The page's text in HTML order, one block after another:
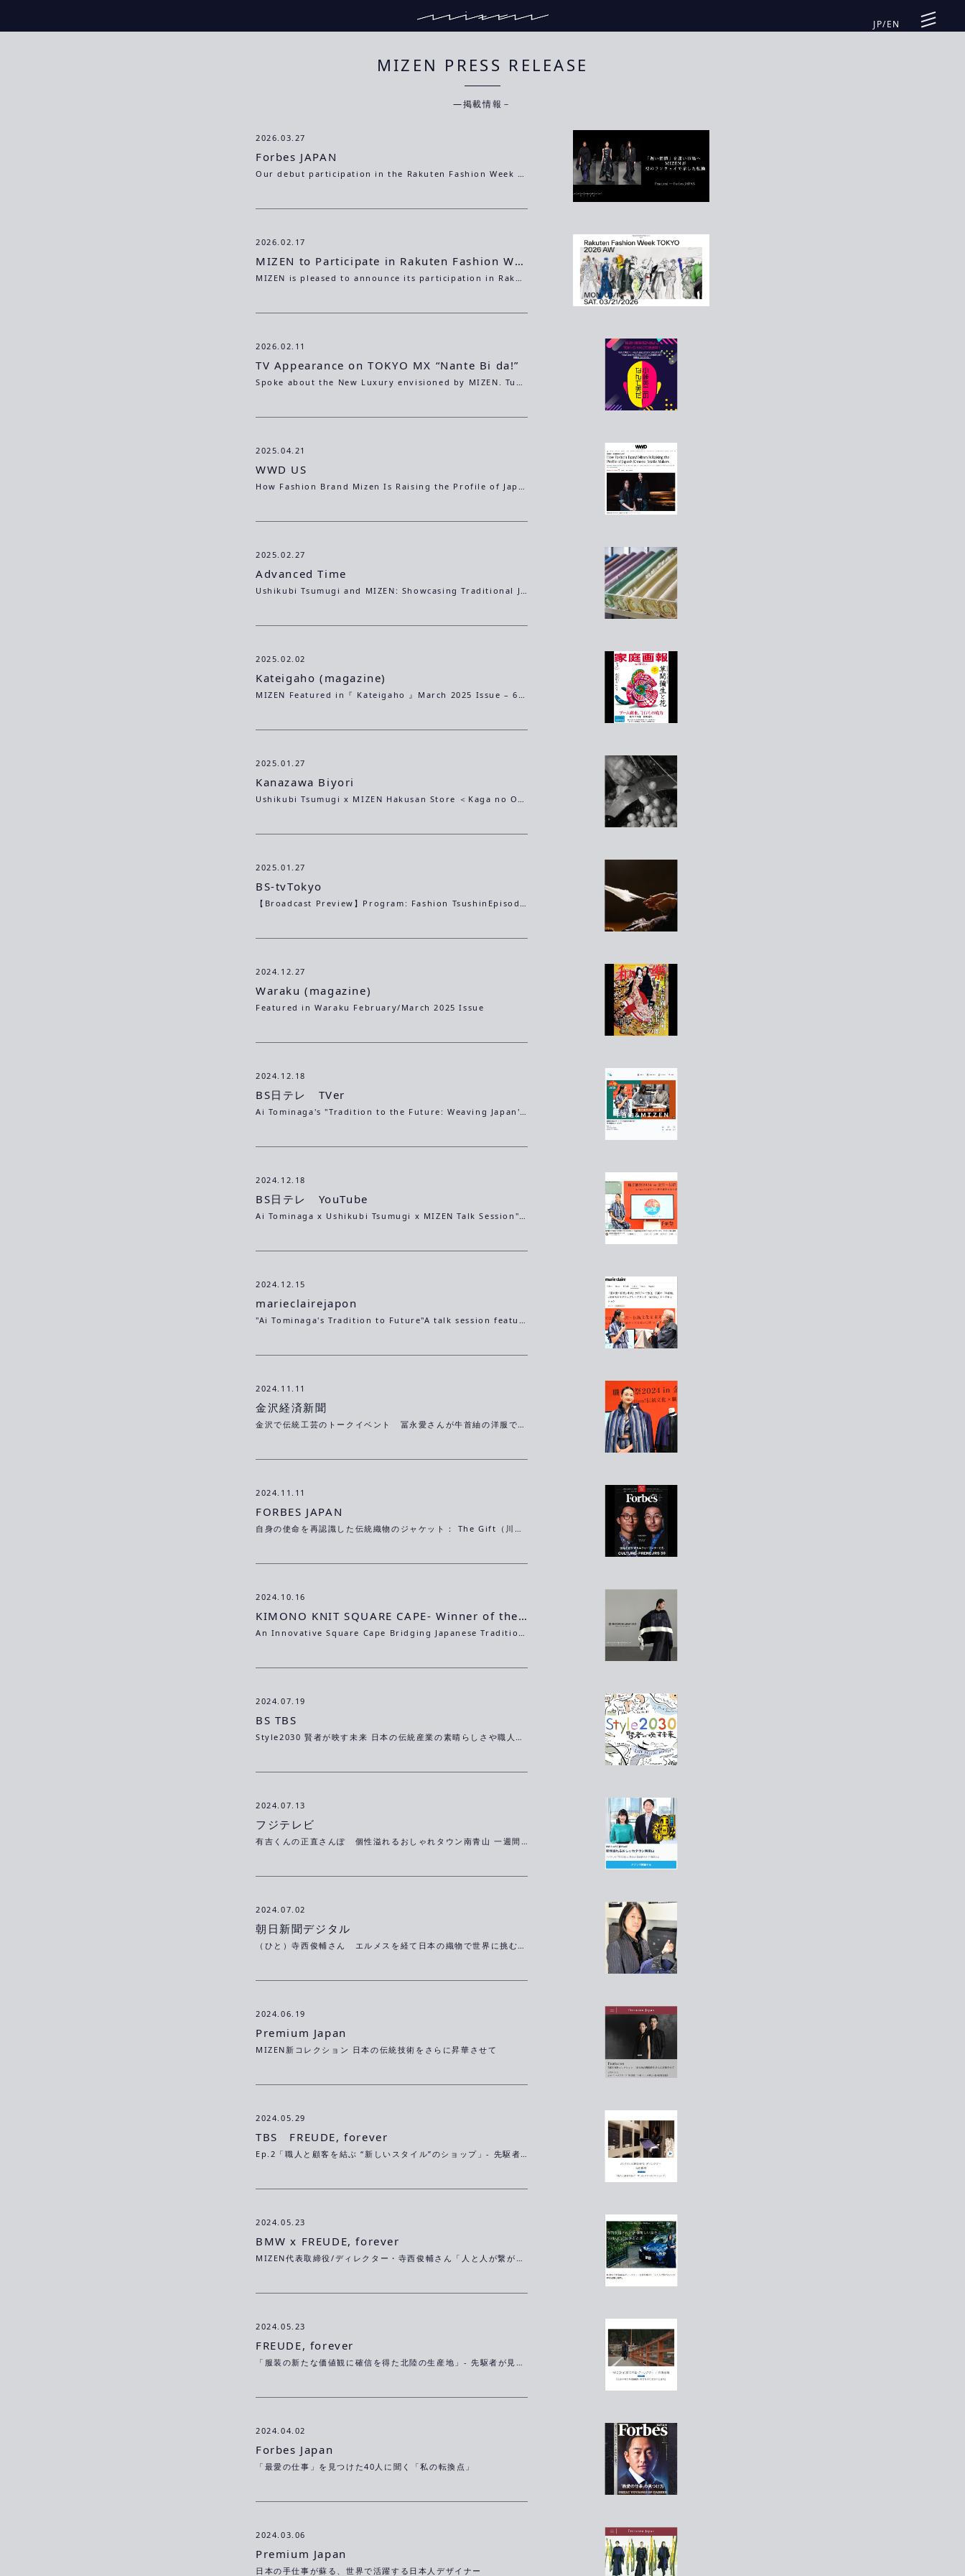
JP/EN
MIZEN PRESS RELEASE
―掲載情報－
2026.03.27
Forbes JAPAN
Our debut participation in the Rakuten Fashion Week TOKYO was featured in Forbes Japan.
2026.02.17
MIZEN to Participate in Rakuten Fashion Week TOKYO for the First Time
MIZEN is pleased to announce its participation in Rakuten Fashion Week TOKYO 2026 A/W.
2026.02.11
TV Appearance on TOKYO MX “Nante Bi da!”
Spoke about the New Luxury envisioned by MIZEN. Tuesday, February 10, 2026 at 24:00
2025.04.21
WWD US
How Fashion Brand Mizen Is Raising the Profile of Japan’s Kimono Textile MakersBy KELLY WETHERILLE
2025.02.27
Advanced Time
Ushikubi Tsumugi and MIZEN: Showcasing Traditional Japanese Kimono Craftsmanship Where Artisans Take Center Stage
2025.02.02
Kateigaho (magazine)
MIZEN Featured in『 Kateigaho 』March 2025 Issue – 68th Anniversary EditionMIZEN's "ASCENT" collection is in Kateigaho March issue!Featuring Inashiki Yuki Tsumugi with a rising koi motif and the new Sheering Coat.Don't miss the 68th-anniversary edition!
2025.01.27
Kanazawa Biyori
Ushikubi Tsumugi x MIZEN Hakusan Store ＜Kaga no Oriza＞Ushikubi Tsumugi, boasting 800 years of tradition, collaborates with the brand led by former Hermès designer Shunsuke Teranishi.
2025.01.27
BS-tvTokyo
【Broadcast Preview】Program: Fashion TsushinEpisode: "TOKYO ARTISANAL 2025"Broadcast Date & Time: Saturday, February 1, 2025, at 11:00 PM (Available for one-week catch-up streaming on TVer)
2024.12.27
Waraku (magazine)
Featured in Waraku February/March 2025 Issue
2024.12.18
BS日テレ TVer
Ai Tominaga's "Tradition to the Future: Weaving Japan's Traditional Culture into the Future"Ushikubi Tsumugi & MIZENAvailable for one week on TVer, so be sure to check it out!!
2024.12.18
BS日テレ YouTube
Ai Tominaga x Ushikubi Tsumugi x MIZEN Talk Session"Tradition to Next-Generation Luxury Brands"[Ai Tominaga's Tradition to the Future]
2024.12.15
marieclairejapon
"Ai Tominaga's Tradition to Future"A talk session featuring the traditional "Ushikubi Tsumugi" × next-generation luxury brand "MIZEN."
2024.11.11
金沢経済新聞
金沢で伝統工芸のトークイベント 冨永愛さんが牛首紬の洋服で登壇
2024.11.11
FORBES JAPAN
自身の使命を再認識した伝統織物のジャケット： The Gift（川村憲一 トラストバンク）
2024.10.16
KIMONO KNIT SQUARE CAPE- Winner of the 2024 Good Design Award.
An Innovative Square Cape Bridging Japanese Tradition and the Future
2024.07.19
BS TBS
Style2030 賢者が映す未来 日本の伝統産業の素晴らしさや職人の魅力を世界に伝えていくことが使命だという 寺西さんが語るSDGｓな未来とは・・・（YouTube見逃し配信）
2024.07.13
フジテレビ
有吉くんの正直さんぽ 個性溢れるおしゃれタウン南青山 一週間TVerでご覧いただけますので、ぜひご覧ください！！
2024.07.02
朝日新聞デジタル
（ひと）寺西俊輔さん エルメスを経て日本の織物で世界に挑むデザイナー
2024.06.19
Premium Japan
MIZEN新コレクション 日本の伝統技術をさらに昇華させて
2024.05.29
TBS FREUDE, forever
Ep.2「職人と顧客を結ぶ “新しいスタイル”のショップ」- 先駆者が見た景色 - 火曜よる10時57分
2024.05.23
BMW x FREUDE, forever
MIZEN代表取締役/ディレクター・寺西俊輔さん「人と人が繋がることがFREUDEな瞬間」
2024.05.23
FREUDE, forever
「服装の新たな価値観に確信を得た北陸の生産地」- 先駆者が見た景色 - 火曜よる10時57分
2024.04.02
Forbes Japan
「最愛の仕事」を見つけた40人に聞く「私の転換点」
2024.03.06
Premium Japan
日本の手仕事が蘇る、世界で活躍する日本人デザイナー